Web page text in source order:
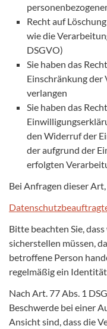
Recht auf
wie die
DSGVO)
Sie haben das
Einschränkung der
verlangen
Sie haben das
den Widerruf der
der aufgrund der
erfolgten
Bei Anfragen dieser
Bitte beachten Sie,
sicherstellen müssen,
betroffene Person
regelmäßig ein
Nach Art. 77 Abs. 1
Beschwerde bei einer
Ansicht sind, dass die